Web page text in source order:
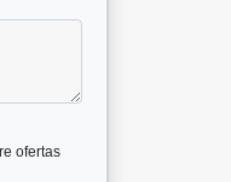
ofertas